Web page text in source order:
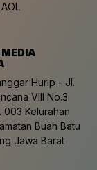
Hurip - Jl.
VIII No.3
003 Kelurahan
Buah Batu
Jawa Barat